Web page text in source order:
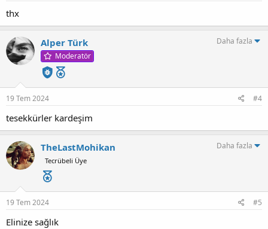
Steam
YAMA SÜRÜM
10.06.2024 => V5
[Hidden content]
thx
Alper Türk
Moderatör
Daha fazla
19 Tem 2024 #4
tesekkürler kardeşim
TheLastMohikan
Tecrübeli Üye
Daha fazla
19 Tem 2024 #5
Elinize sağlık